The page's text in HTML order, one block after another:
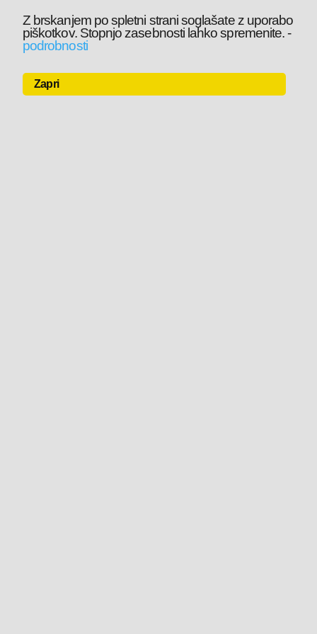
Z brskanjem po spletni strani soglašate z uporabo
piškotkov. Stopnjo zasebnosti lahko spremenite.-
podrobnosti
Zapri